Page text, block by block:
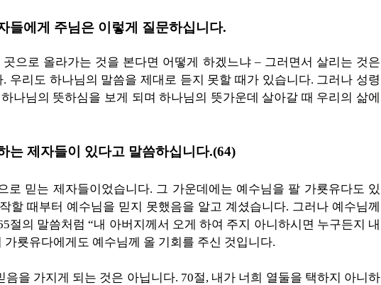
들에게 주님은 이렇게 질문하십니다.
으로 올라가는 것을 본다면 어떻게 하겠느냐 – 그러면서 살리는 것은
우리도 하나님의 말씀을 제대로 듣지 못할 때가 있습니다. 그러나 성령
나님의 뜻하심을 보게 되며 하나님의 뜻가운데 살아갈 때 우리의 삶에
는 제자들이 있다고 말씀하십니다.(64)
로 믿는 제자들이었습니다. 그 가운데에는 예수님을 팔 가룟유다도 있
할 때부터 예수님을 믿지 못했음을 알고 계셨습니다. 그러나 예수님께
절의 말씀처럼 “내 아버지께서 오게 하여 주지 아니하시면 누구든지 내
룟유다에게도 예수님께 올 기회를 주신 것입니다.
을 가지게 되는 것은 아닙니다. 70절, 내가 너희 열둘을 택하지 아니하